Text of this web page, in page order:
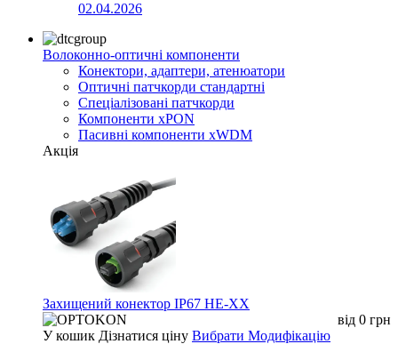
02.04.2026
Волоконно-оптичні компоненти
Конектори, адаптери, атенюатори
Оптичні патчкорди стандартні
Спеціалізовані патчкорди
Компоненти xPON
Пасивні компоненти xWDM
Акція
Захищений конектор IP67 HE-XX
від 0 грн
У кошик Дізнатися ціну Вибрати Модифікацію